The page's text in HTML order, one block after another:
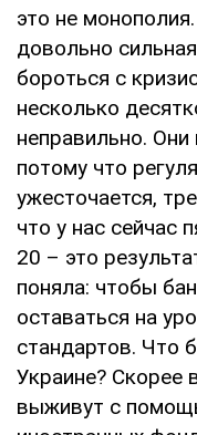
это не
довольно
бороться с
несколько
неправильно.
потому что
ужесточается,
что у нас сейчас
20 – это
поняла: чтобы
оставаться на
стандартов. Что
Украине? Скорее
выживут с